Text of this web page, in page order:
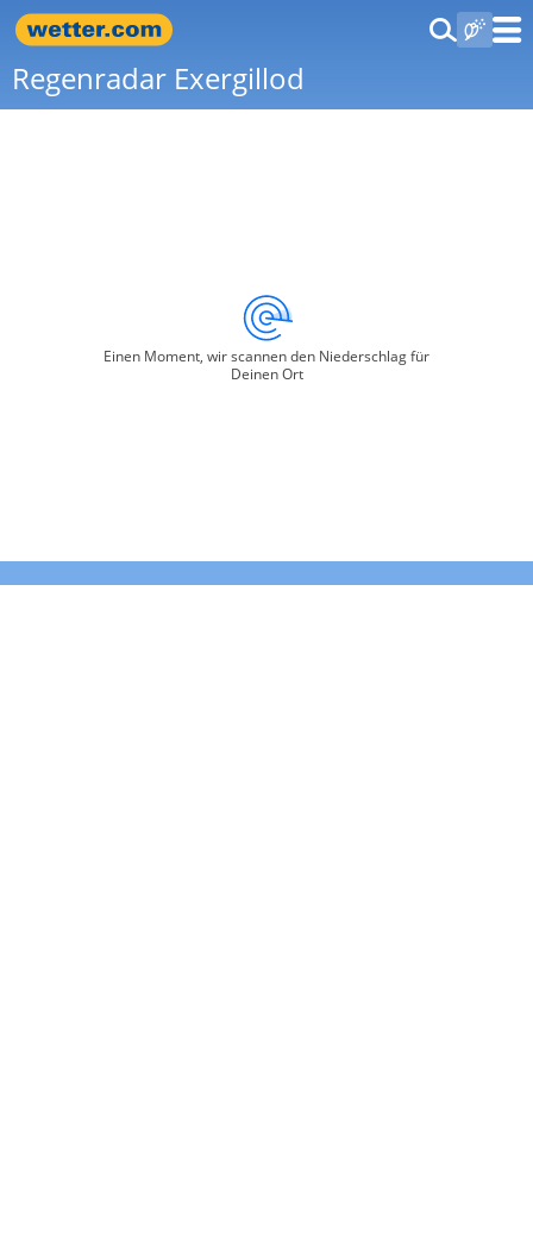
Regenradar Exergillod
Einen Moment, wir scannen den Niederschlag für
Deinen Ort